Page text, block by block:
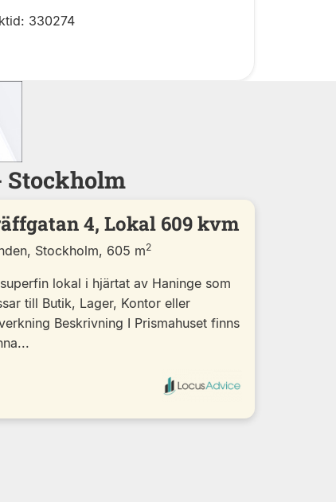
330274
Stockholm
4, Lokal 609 kvm
Stockholm, 605 m2
lokal i hjärtat av Haninge som
till Butik, Lager, Kontor eller
Beskrivning I Prismahuset finns